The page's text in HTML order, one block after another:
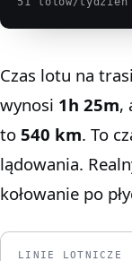
Czas lotu na
wynosi 1h 25m,
to 540 km. To
lądowania.
kołowanie po
LINIE LOTNICZE